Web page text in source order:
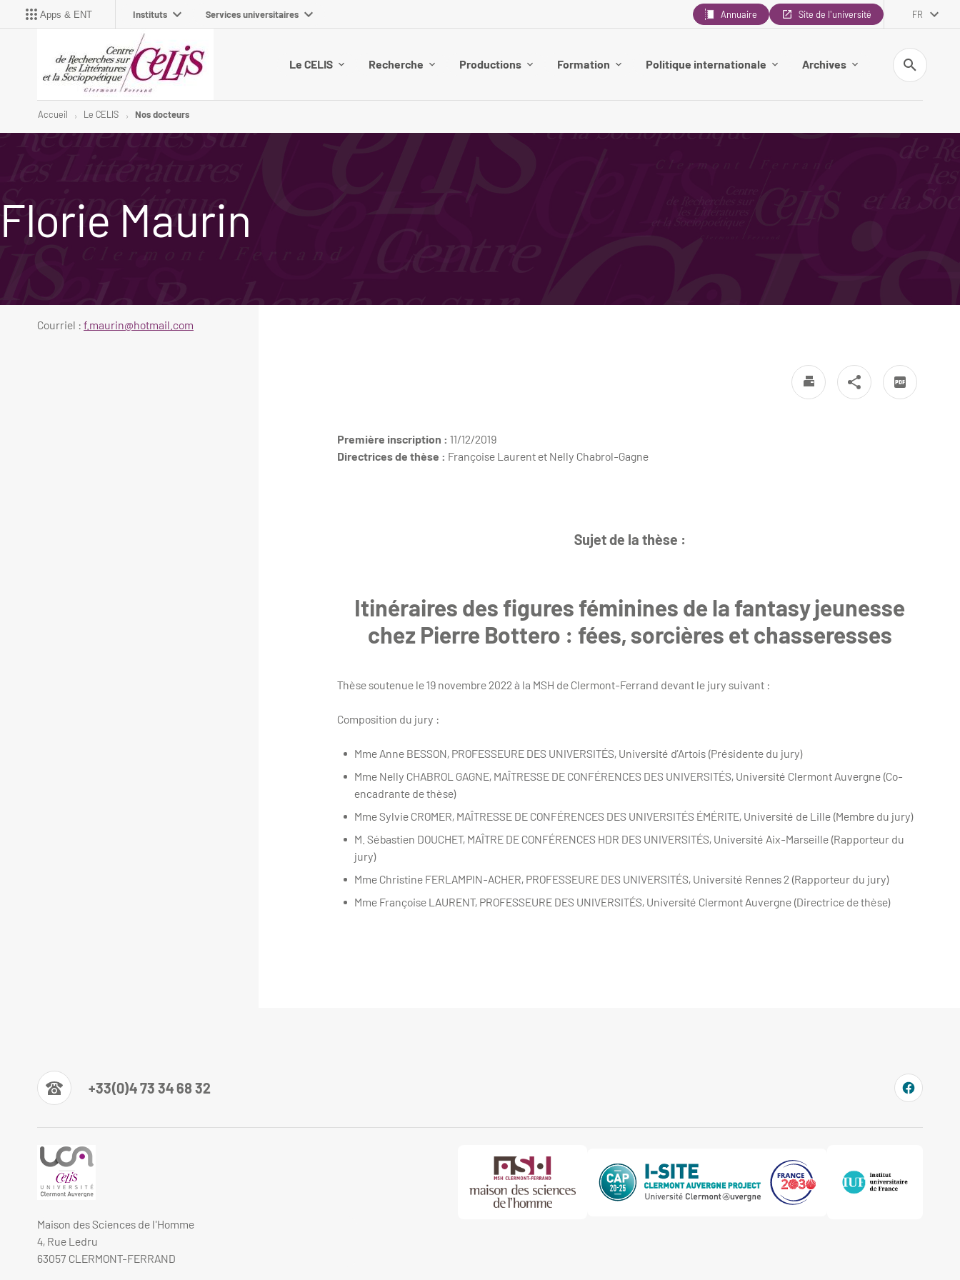
Apps & ENT Instituts Services universitaires Annuaire Site de l'université FR
Le CELIS Recherche Productions Formation Politique internationale Archives
Recherche
Accueil Le CELIS Nos docteurs
Florie Maurin
Première inscription : 11/12/2019
Directrices de thèse : Françoise Laurent et Nelly Chabrol-Gagne
Sujet de la thèse :
Itinéraires des figures féminines de la fantasy jeunesse
chez Pierre Bottero : fées, sorcières et chasseresses
Thèse soutenue le 19 novembre 2022 à la MSH de Clermont-Ferrand devant le jury suivant :
Composition du jury :
Mme Anne BESSON, PROFESSEURE DES UNIVERSITÉS, Université d’Artois (Présidente du jury)
Mme Nelly CHABROL GAGNE, MAÎTRESSE DE CONFÉRENCES DES UNIVERSITÉS, Université Clermont Auvergne (Co-
encadrante de thèse)
Mme Sylvie CROMER, MAÎTRESSE DE CONFÉRENCES DES UNIVERSITÉS ÉMÉRITE, Université de Lille (Membre du jury)
M. Sébastien DOUCHET, MAÎTRE DE CONFÉRENCES HDR DES UNIVERSITÉS, Université Aix-Marseille (Rapporteur du
jury)
Mme Christine FERLAMPIN-ACHER, PROFESSEURE DES UNIVERSITÉS, Université Rennes 2 (Rapporteur du jury)
Mme Françoise LAURENT, PROFESSEURE DES UNIVERSITÉS, Université Clermont Auvergne (Directrice de thèse)
Courriel : f.maurin@hotmail.com
+33(0)4 73 34 68 32
Maison des Sciences de l'Homme
4, Rue Ledru
63057 CLERMONT-FERRAND